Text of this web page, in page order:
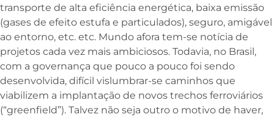
transporte de alta eficiência energética, baixa emissão
(gases de efeito estufa e particulados), seguro, amigável
ao entorno, etc. etc. Mundo afora tem-se notícia de
projetos cada vez mais ambiciosos. Todavia, no Brasil,
com a governança que pouco a pouco foi sendo
desenvolvida, difícil vislumbrar-se caminhos que
viabilizem a implantação de novos trechos ferroviários
(“greenfield”). Talvez não seja outro o motivo de haver,